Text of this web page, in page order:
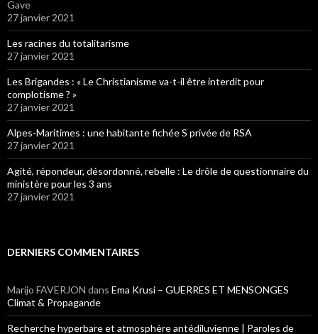
Gave
27 janvier 2021
Les racines du totalitarisme
27 janvier 2021
Les Brigandes : « Le Christianisme va-t-il être interdit pour
complotisme ? »
27 janvier 2021
Alpes-Maritimes : une habitante fichée S privée de RSA
27 janvier 2021
Agité, répondeur, désordonné, rebelle : Le drôle de questionnaire du
ministère pour les 3 ans
27 janvier 2021
DERNIERS COMMENTAIRES
Marijo FAVERJON dans Ema Krusi – GUERRES ET MENSONGES
Climat & Propagande
Recherche hyperbare et atmosphère antédiluvienne | Paroles de